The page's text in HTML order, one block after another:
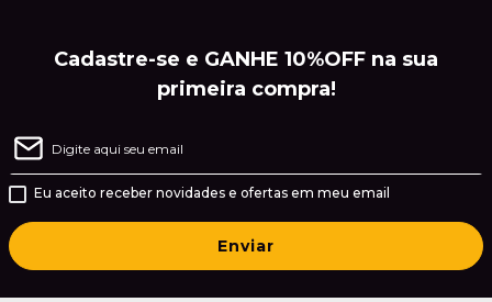
Cadastre-se e GANHE 10%OFF na sua
primeira compra!
Eu aceito receber novidades e ofertas em meu email
Enviar